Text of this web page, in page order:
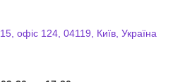
офіс 124, 04119, Київ, Україна